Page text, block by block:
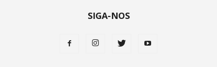
SIGA-NOS